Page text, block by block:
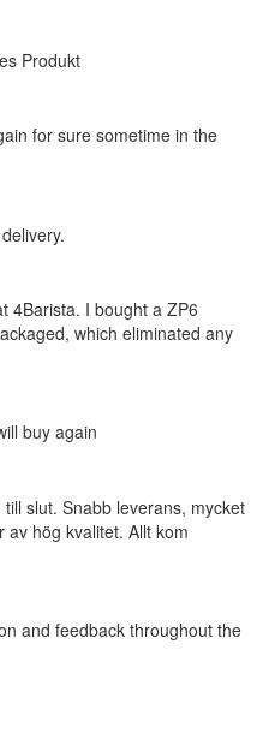
Produkt
for sure sometime in the
4Barista. I bought a ZP6
which eliminated any
buy again
slut. Snabb leverans, mycket
hög kvalitet. Allt kom
and feedback throughout the